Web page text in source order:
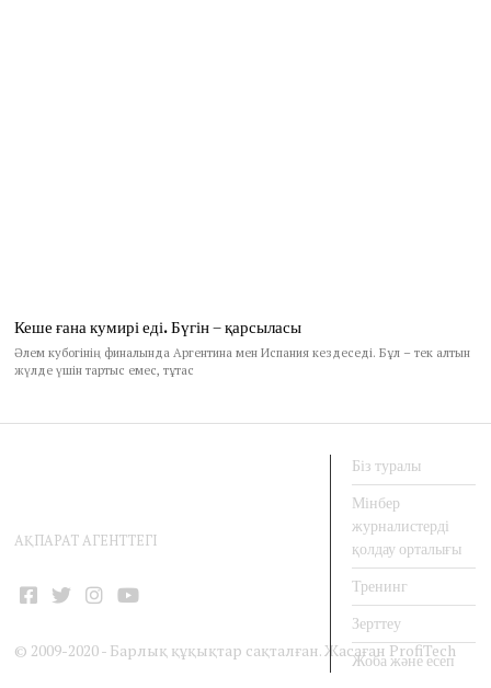
Кеше ғана кумирі еді. Бүгін – қарсыласы
Әлем кубогінің финалында Аргентина мен Испания кездеседі. Бұл – тек алтын
жүлде үшін тартыс емес, тұтас
АҚПАРАТ АГЕНТТЕГІ
© 2009-2020 - Барлық құқықтар сақталған. Жасаған ProfiTech
Біз туралы
Мінбер
журналистерді
қолдау орталығы
Тренинг
Зерттеу
Жоба және есеп